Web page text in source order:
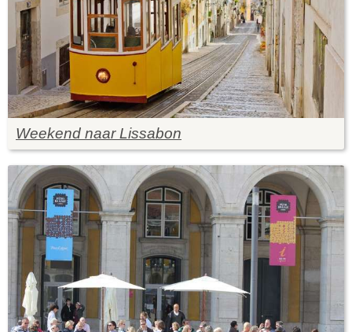
Weekend naar Lissabon